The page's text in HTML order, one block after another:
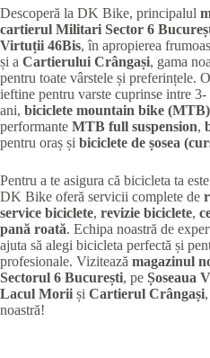
Descoperă la DK Bike, principalul
cartierul Militari Sector 6
Virtuții 46Bis, în apropierea
și a Cartierului Crângași, gama
pentru toate vârstele și preferințele.
ieftine pentru varste cuprinse intre
ani, biciclete mountain bike (MTB)
performante MTB full suspension,
pentru oraș și biciclete de șosea
Pentru a te asigura că bicicleta ta
DK Bike oferă servicii complete de
service biciclete, revizie biciclete,
pană roată. Echipa noastră de
ajuta să alegi bicicleta perfectă și
profesionale. Vizitează magazinul
Sectorul 6 București, pe Șoseaua
Lacul Morii și Cartierul Crângași
noastră!